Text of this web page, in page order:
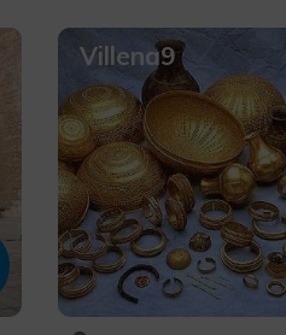
Villena9